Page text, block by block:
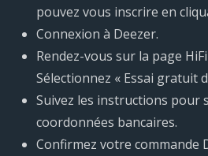
pouvez vous inscrire en
Connexion à Deezer.
Rendez-vous sur la page
Sélectionnez « Essai gratuit
Suivez les instructions pour
coordonnées bancaires.
Confirmez votre commande